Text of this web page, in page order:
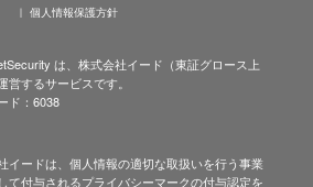
個人情報保護方針
は、株式会社イード（東証グロース上
営するサービスです。
ド：6038
イードは、個人情報の適切な取扱いを行う事業
て付与されるプライバシーマークの付与認定を